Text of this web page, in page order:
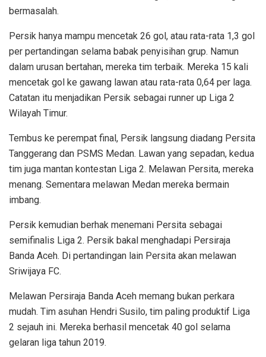
bermasalah.
Persik hanya mampu mencetak 26 gol, atau rata-rata 1,3 gol
per pertandingan selama babak penyisihan grup. Namun
dalam urusan bertahan, mereka tim terbaik. Mereka 15 kali
mencetak gol ke gawang lawan atau rata-rata 0,64 per laga.
Catatan itu menjadikan Persik sebagai runner up Liga 2
Wilayah Timur.
Tembus ke perempat final, Persik langsung diadang Persita
Tanggerang dan PSMS Medan. Lawan yang sepadan, kedua
tim juga mantan kontestan Liga 2. Melawan Persita, mereka
menang. Sementara melawan Medan mereka bermain
imbang.
Persik kemudian berhak menemani Persita sebagai
semifinalis Liga 2. Persik bakal menghadapi Persiraja
Banda Aceh. Di pertandingan lain Persita akan melawan
Sriwijaya FC.
Melawan Persiraja Banda Aceh memang bukan perkara
mudah. Tim asuhan Hendri Susilo, tim paling produktif Liga
2 sejauh ini. Mereka berhasil mencetak 40 gol selama
gelaran liga tahun 2019.